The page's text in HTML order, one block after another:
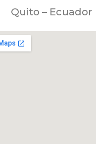
Quito – Ecuador